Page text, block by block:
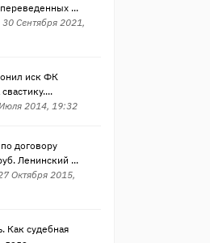
...
Сентября 2021,
иск ФК
2014, 19:32
договору
Ленинский ...
Октября 2015,
Как судебная